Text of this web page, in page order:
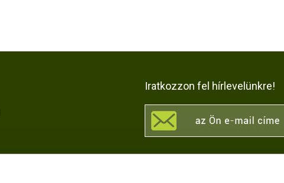
Iratkozzon fel hírlevelünkre!